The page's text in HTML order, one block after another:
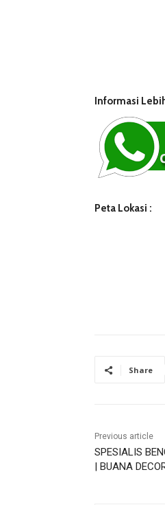
Informasi
Peta Lokasi :
Share
Previous article
SPESIALIS
| BUANA